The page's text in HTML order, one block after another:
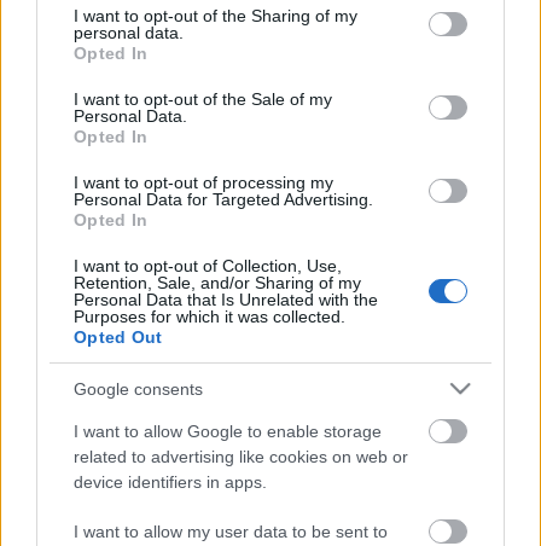
not limited to your visit or usage behaviour. You may click to
grant or deny consent to Google and its third-party tags to
use your data for below specified purposes in below Google
consent section.
I want to opt-out of the Sharing of my
personal data.
Opted In
I want to opt-out of the Sale of my
Personal Data.
Opted In
I want to opt-out of processing my
Personal Data for Targeted Advertising.
Opted In
I want to opt-out of Collection, Use,
Retention, Sale, and/or Sharing of my
Personal Data that Is Unrelated with the
Purposes for which it was collected.
Opted Out
Google consents
I want to allow Google to enable storage
related to advertising like cookies on web or
device identifiers in apps.
I want to allow my user data to be sent to
Dzsungelekben kanyargó titokzatos folyók, maja
romok és csodálatos virágmezők is szerepelnek a
világ legkülönleesebb helyei között, melyeket
egyszer mindenkinek látnia kell. Nektek melyik a
kedvencetek? A cikksorozat további részei: 1. rész /
2. rész / 3. rész / 4. rész Mendenhall-gleccser,…